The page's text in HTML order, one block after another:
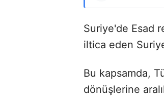
Suriye'de Esad
iltica eden
Bu kapsamda,
dönüşlerine